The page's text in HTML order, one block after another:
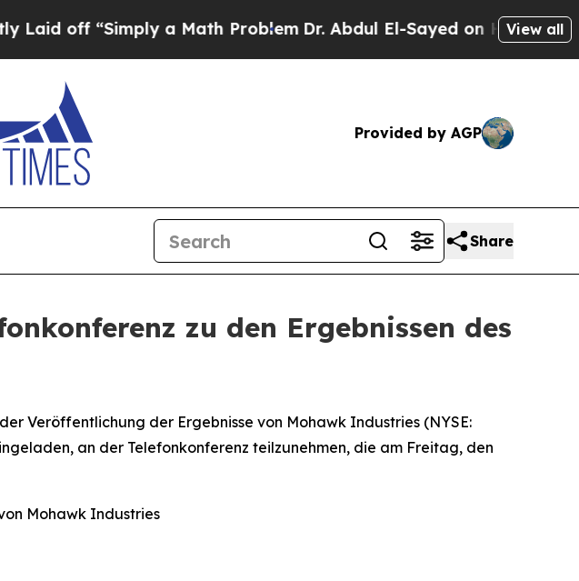
off “Simply a Math ProblemDr. Abdul El-Sayed on Historic View all
Provided by AGP
Share
zu den Ergebnissen des
Veröffentlichung der Ergebnisse von Mohawk Industries (NYSE:
an der Telefonkonferenz teilzunehmen, die am Freitag, den
Mohawk Industries